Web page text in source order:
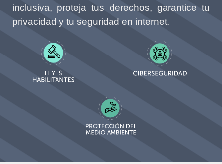
inclusiva, proteja tus derechos, garantice tu
privacidad y tu seguridad en internet.